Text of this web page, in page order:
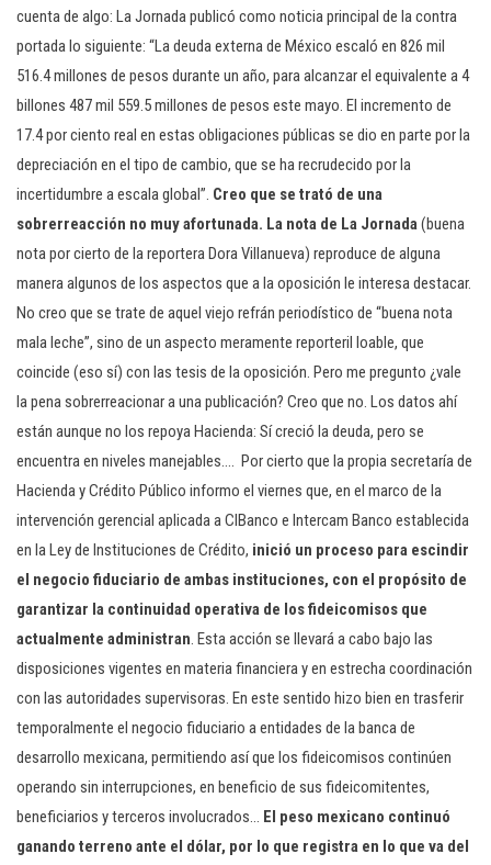
cuenta de algo: La Jornada publicó como noticia principal de la contra
portada lo siguiente: “La deuda externa de México escaló en 826 mil
516.4 millones de pesos durante un año, para alcanzar el equivalente a 4
billones 487 mil 559.5 millones de pesos este mayo. El incremento de
17.4 por ciento real en estas obligaciones públicas se dio en parte por la
depreciación en el tipo de cambio, que se ha recrudecido por la
incertidumbre a escala global”. Creo que se trató de una
sobrerreacción no muy afortunada. La nota de La Jornada(buena
nota por cierto de la reportera Dora Villanueva) reproduce de alguna
manera algunos de los aspectos que a la oposición le interesa destacar.
No creo que se trate de aquel viejo refrán periodístico de “buena nota
mala leche”, sino de un aspecto meramente reporteril loable, que
coincide (eso sí) con las tesis de la oposición. Pero me pregunto ¿vale
la pena sobrerreacionar a una publicación? Creo que no. Los datos ahí
están aunque no los repoya Hacienda: Sí creció la deuda, pero se
encuentra en niveles manejables…. Por cierto que la propia secretaría de
Hacienda y Crédito Público informo el viernes que, en el marco de la
intervención gerencial aplicada a CIBanco e Intercam Banco establecida
en la Ley de Instituciones de Crédito, inició un proceso para escindir
el negocio fiduciario de ambas instituciones, con el propósito de
garantizar la continuidad operativa de los fideicomisos que
actualmente administran. Esta acción se llevará a cabo bajo las
disposiciones vigentes en materia financiera y en estrecha coordinación
con las autoridades supervisoras. En este sentido hizo bien en trasferir
temporalmente el negocio fiduciario a entidades de la banca de
desarrollo mexicana, permitiendo así que los fideicomisos continúen
operando sin interrupciones, en beneficio de sus fideicomitentes,
beneficiarios y terceros involucrados… El peso mexicano continuó
ganando terreno ante el dólar, por lo que registra en lo que va del